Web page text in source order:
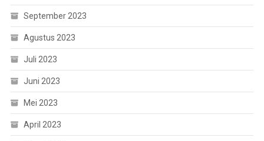
September 2023
Agustus 2023
Juli 2023
Juni 2023
Mei 2023
April 2023